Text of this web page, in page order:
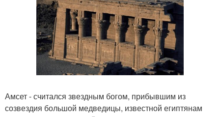
Амсет - считался звездным богом, прибывшим из
созвездия большой медведицы, известной египтянам